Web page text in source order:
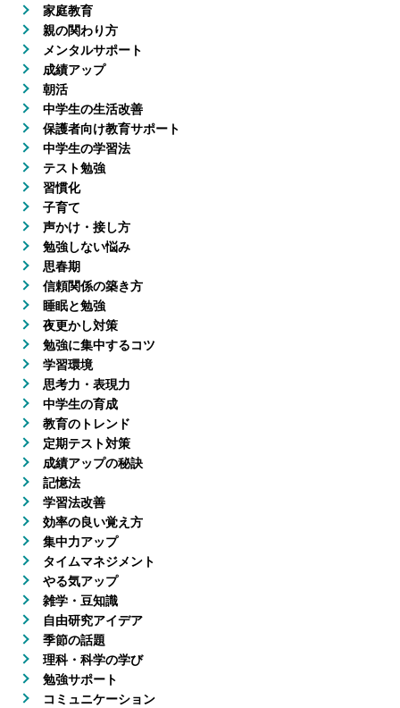
家庭教育
親の関わり方
メンタルサポート
成績アップ
朝活
中学生の生活改善
保護者向け教育サポート
中学生の学習法
テスト勉強
習慣化
子育て
声かけ・接し方
勉強しない悩み
思春期
信頼関係の築き方
睡眠と勉強
夜更かし対策
勉強に集中するコツ
学習環境
思考力・表現力
中学生の育成
教育のトレンド
定期テスト対策
成績アップの秘訣
記憶法
学習法改善
効率の良い覚え方
集中力アップ
タイムマネジメント
やる気アップ
雑学・豆知識
自由研究アイデア
季節の話題
理科・科学の学び
勉強サポート
コミュニケーション